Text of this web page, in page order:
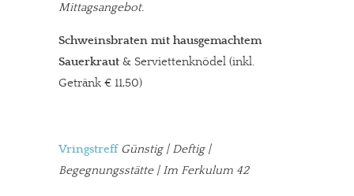
Mittagsangebot.
Schweinsbraten mit hausgemachtem
Sauerkraut & Serviettenknödel (inkl.
Getränk € 11,50)
Vringstreff Günstig | Deftig |
Begegnungsstätte | Im Ferkulum 42